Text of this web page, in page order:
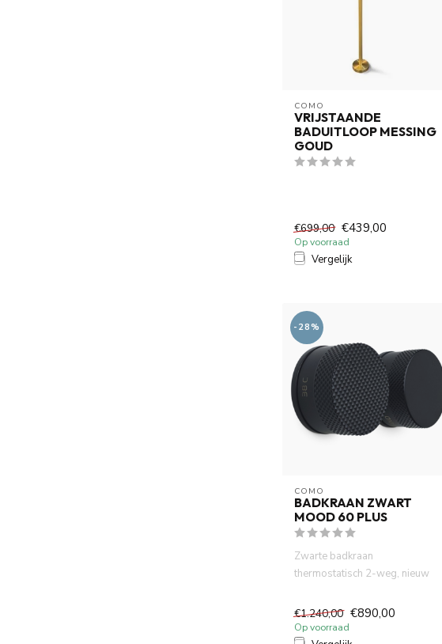
COMO
VRIJSTAANDE
BADUITLOOP MESSING
GOUD
€699,00 €439,00
Op voorraad
Vergelijk
-28%
COMO
BADKRAAN ZWART
MOOD 60 PLUS
Zwarte badkraan
thermostatisch 2-weg, nieuw
MOOD...
€1.240,00 €890,00
Op voorraad